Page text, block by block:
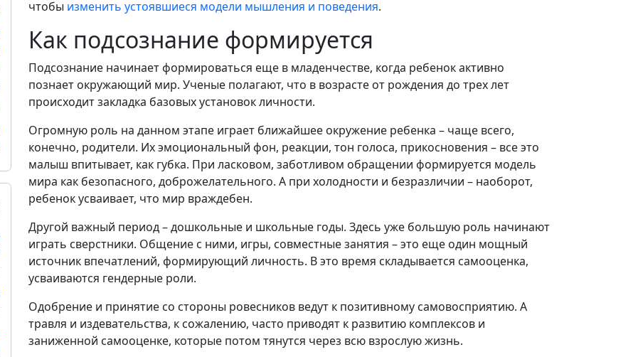
чтобы изменить устоявшиеся модели мышления и поведения.
Как подсознание формируется
Подсознание начинает формироваться еще в младенчестве, когда ребенок активно
познает окружающий мир. Ученые полагают, что в возрасте от рождения до трех лет
происходит закладка базовых установок личности.
Огромную роль на данном этапе играет ближайшее окружение ребенка – чаще всего,
конечно, родители. Их эмоциональный фон, реакции, тон голоса, прикосновения – все это
малыш впитывает, как губка. При ласковом, заботливом обращении формируется модель
мира как безопасного, доброжелательного. А при холодности и безразличии – наоборот,
ребенок усваивает, что мир враждебен.
Другой важный период – дошкольные и школьные годы. Здесь уже большую роль начинают
играть сверстники. Общение с ними, игры, совместные занятия – это еще один мощный
источник впечатлений, формирующий личность. В это время складывается самооценка,
усваиваются гендерные роли.
Одобрение и принятие со стороны ровесников ведут к позитивному самовосприятию. А
травля и издевательства, к сожалению, часто приводят к развитию комплексов и
заниженной самооценке, которые потом тянутся через всю взрослую жизнь.